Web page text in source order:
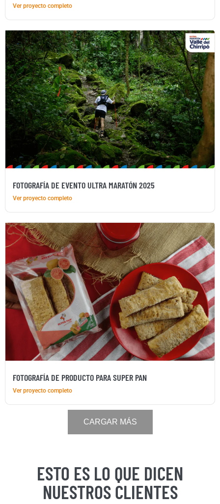
Ver proyecto completo
FOTOGRAFÍA DE EVENTO ULTRA MARATÓN 2025
Ver proyecto completo
FOTOGRAFÍA DE PRODUCTO PARA SUPER PAN
Ver proyecto completo
CARGAR MÁS
ESTO ES LO QUE DICEN
NUESTROS CLIENTES